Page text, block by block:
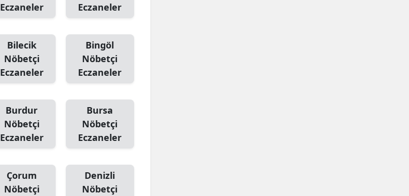
Eczaneler
Eczaneler
Bilecik
Nöbetçi
Eczaneler
Bingöl
Nöbetçi
Eczaneler
Burdur
Nöbetçi
Eczaneler
Bursa
Nöbetçi
Eczaneler
Çorum
Nöbetçi
Denizli
Nöbetçi